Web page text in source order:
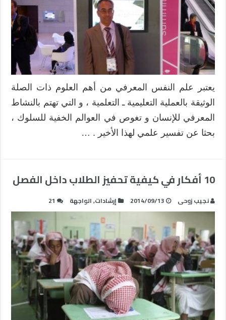
يعتبر علم النفس المعرفي من أهم العلوم ذات الصلة
الوثيقة بالعملية التعليمية ـ التعلمية ، و التي تهتم بالنشاط
المعرفي للإنسان و تغوص في العوالم الخفية للسلوك ،
بحثا عن تفسير علمي لهذا الأخير . …
10 أفكار في كيفية تحفيز الطلاب داخل الفصل
نجيب زوحى 2014/09/13 إرشادات,الواجهة 21